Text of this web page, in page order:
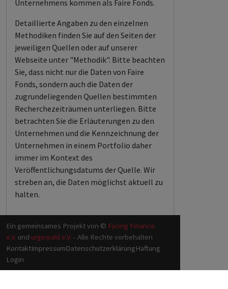
Unternehmens kommen als Faire Fonds.
Detaillierte Angaben zu den einzelnen
Methodiken finden Sie auf den Seiten der
jeweiligen Quellen oder auf unserer
Webseite unter "Methodik". Bitte beachten
Sie, dass nicht nur die Daten von Faire
Fonds, sondern auch die Daten der
zugrundeliegenden Quellen bestimmten
Recherchezeiträumen unterliegen. Bitte
betrachten Sie die Erläuterungen zu den
Unternehmen und die Kennzeichnung der
Unternehmen in einem Portfolio daher
immer im Kontext des
Veröffentlichungsdatums der Quelle. Wir
streben an, die Daten möglichst aktuell zu
halten.
Ein gemeinsames Projekt von © Facing Finance
e.V. und urgewald e.V. - Alle Rechte vorbehalten
KontaktImpressumDatenschutzerklärungHaftung
Login